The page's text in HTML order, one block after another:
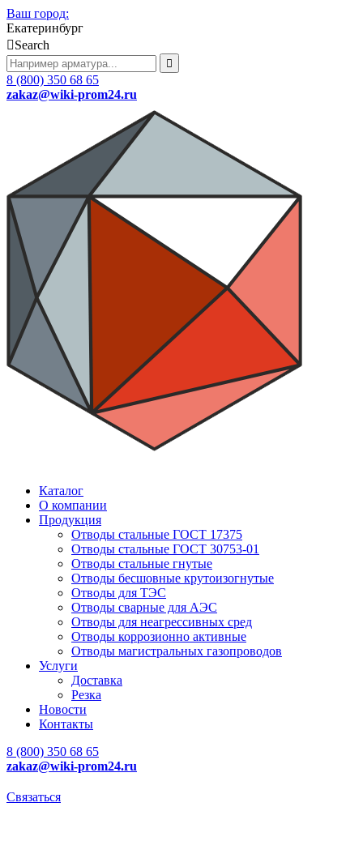
Ваш город:
Екатеринбург
Search
8 (800) 350 68 65
zakaz@wiki-prom24.ru
Каталог
О компании
Продукция
Отводы стальные ГОСТ 17375
Отводы стальные ГОСТ 30753-01
Отводы стальные гнутые
Отводы бесшовные крутоизогнутые
Отводы для ТЭС
Отводы сварные для АЭС
Отводы для неагрессивных сред
Отводы коррозионно активные
Отводы магистральных газопроводов
Услуги
Доставка
Резка
Новости
Контакты
8 (800) 350 68 65
zakaz@wiki-prom24.ru
Связаться